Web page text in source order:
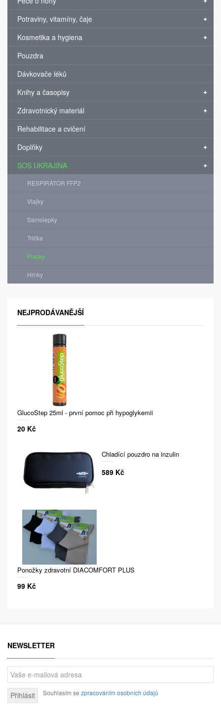
Potraviny, vitamíny, čaje
Kosmetika a hygiena
Pouzdra
Dávkovače léků
Knihy a časopisy
Zdravotnický materiál
Rehabilitace a cvičení
Doplňky
SOS UKRAJINA
RESPIRÁTOR FFP2
Vlajky
Samolepky
Trička
Placky
Hrnky
NEJPRODÁVANĚJŠÍ
GlucoStep 25ml - první pomoc při hypoglykemii
20 Kč
Chladící pouzdro na inzulin
589 Kč
Ponožky zdravotní DIACOMFORT PLUS
99 Kč
NEWSLETTER
Přihlásit Souhlasím se zpracováním osobních údajů